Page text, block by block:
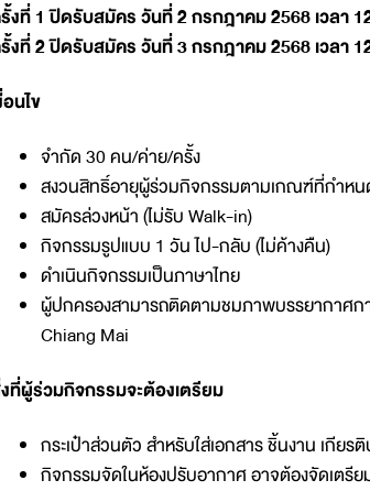
งที่ 1 ปิดรับสมัคร วันที่ 2 กรกฎาคม 2568 เวลา
งที่ 2 ปิดรับสมัคร วันที่ 3 กรกฎาคม 2568 เวลา
อนไข
จำกัด 30 คน/ค่าย/ครั้ง
สงวนสิทธิ์อายุผู้ร่วมกิจกรรมตามเกณฑ์ที่กำห
สมัครล่วงหน้า (ไม่รับ Walk-in)
กิจกรรมรูปแบบ 1 วัน ไป-กลับ (ไม่ค้างคืน)
ดำเนินกิจกรรมเป็นภาษาไทย
ผู้ปกครองสามารถติดตามชมภาพบรรยากาศก
Chiang Mai
ที่ผู้ร่วมกิจกรรมจะต้องเตรียม
กระเป๋าส่วนตัว สำหรับใส่เอกสาร ชิ้นงาน เกียร
กิจกรรมจัดในห้องปรับอากาศ อาจต้องจัดเตรีย